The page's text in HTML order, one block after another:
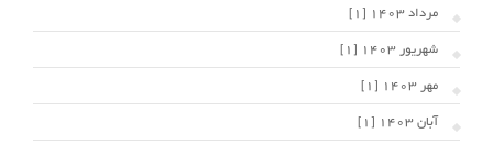
مرداد 1403 [1]
شهریور 1403 [1]
مهر 1403 [1]
آبان 1403 [1]